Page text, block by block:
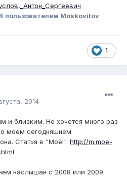
пользователем Moskovitov
1
2014
и близким. Не хочется много раз
о моем сегодняшнем
Статья в "Моё!". http://m.moe-
наслышан с 2008 или 2009